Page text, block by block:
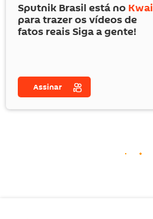
Sputnik Brasil está no Kwai
para trazer os vídeos de
fatos reais Siga a gente!
Assinar